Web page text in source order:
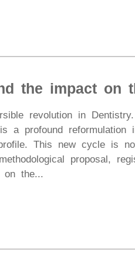
the impact on
revolution in
a profound
This new cycle is
proposal,
on the...